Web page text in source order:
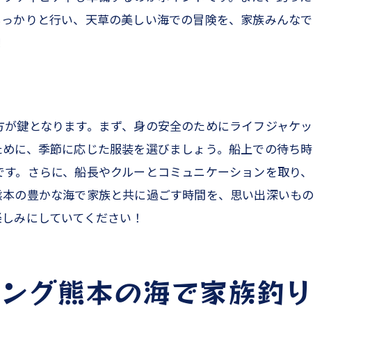
醐味
かりと行い、天草の美しい海での冒険を、家族みんなで
鍵となります。まず、身の安全のためにライフジャケッ
に、季節に応じた服装を選びましょう。船上での待ち時
。さらに、船長やクルーとコミュニケーションを取り、
の豊かな海で家族と共に過ごす時間を、思い出深いもの
みにしていてください！
グ熊本の海で家族釣り